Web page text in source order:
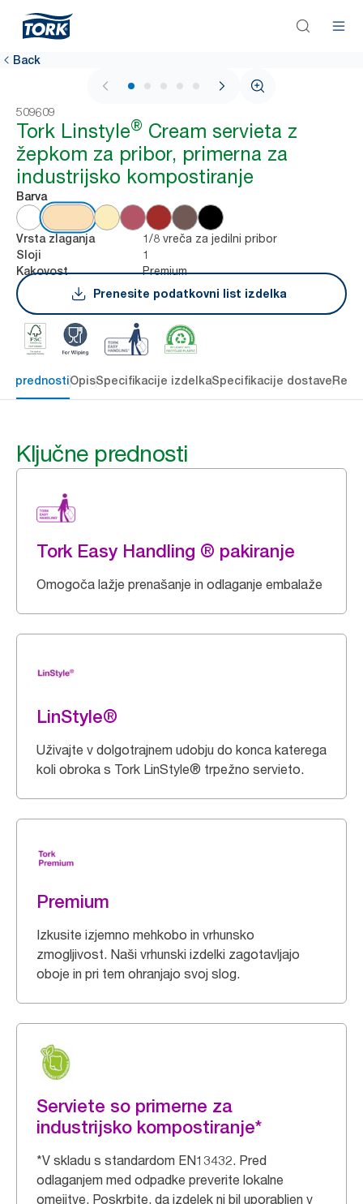
Back
1 / 5
509609
Tork Linstyle® Cream servieta z
žepkom za pribor, primerna za
industrijsko kompostiranje
Barva
Vrsta zlaganja 1/8 vreča za jedilni pribor
Sloji 1
Kakovost
Premium
Prenesite podatkovni list izdelka
prednostiOpisSpecifikacije izdelkaSpecifikacije dostave
Ključne prednosti
Tork Easy Handling ® pakiranje
Omogoča lažje prenašanje in odlaganje embalaže
LinStyle®
Uživajte v dolgotrajnem udobju do konca katerega
koli obroka s Tork LinStyle® trpežno servieto.
Premium
Izkusite izjemno mehkobo in vrhunsko
zmogljivost. Naši vrhunski izdelki zagotavljajo
oboje in pri tem ohranjajo svoj slog.
Serviete so primerne za
industrijsko kompostiranje*
*V skladu s standardom EN13432. Pred
odlaganjem med odpadke preverite lokalne
omejitve. Poskrbite, da izdelek ni bil uporabljen v